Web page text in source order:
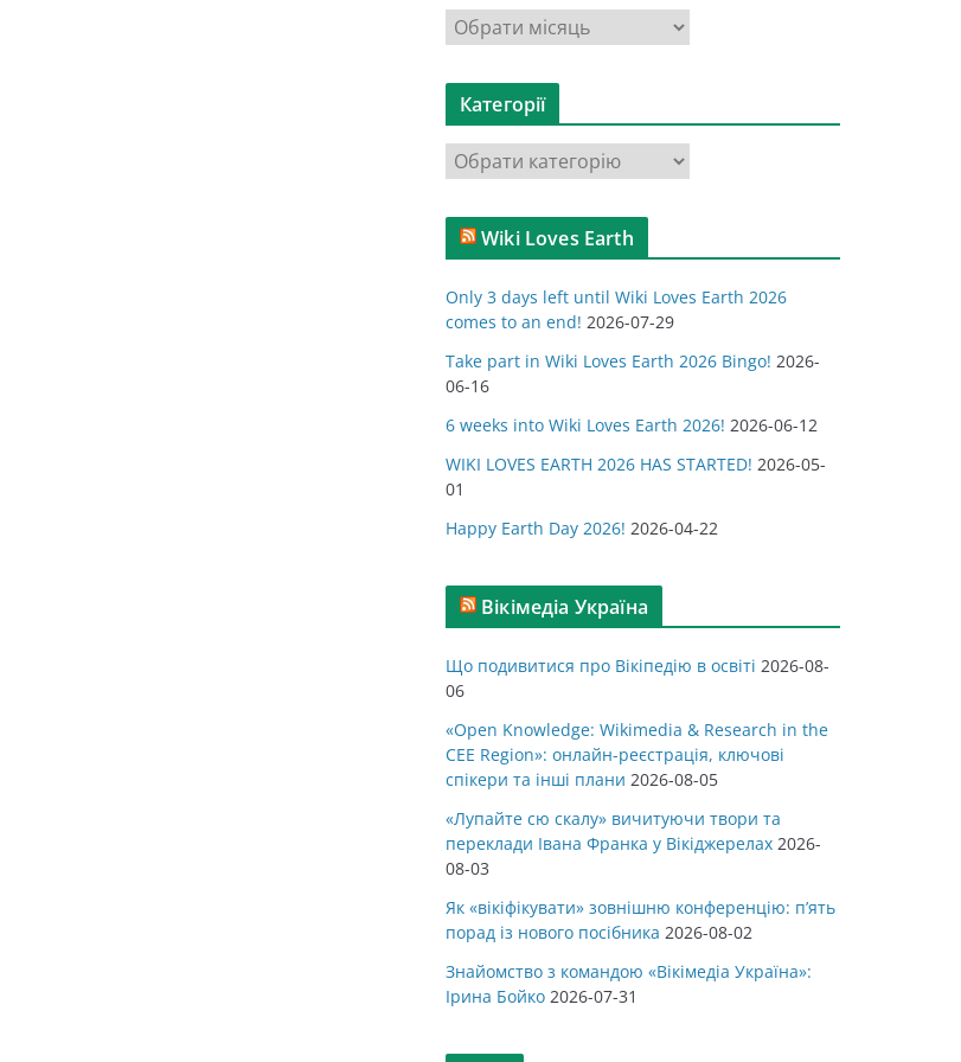
р
х
в
Категорії
а
т
о
р
і
ї
Wiki Loves Earth
Only 3 days left until Wiki Loves Earth 2026
comes to an end! 2026-07-29
Take part in Wiki Loves Earth 2026 Bingo! 2026-
06-16
6 weeks into Wiki Loves Earth 2026! 2026-06-12
WIKI LOVES EARTH 2026 HAS STARTED! 2026-05-
01
Happy Earth Day 2026! 2026-04-22
Вікімедіа Україна
Що подивитися про Вікіпедію в освіті 2026-08-
06
«Open Knowledge: Wikimedia & Research in the
CEE Region»: онлайн-реєстрація, ключові
спікери та інші плани 2026-08-05
«Лупайте сю скалу» вичитуючи твори та
переклади Івана Франка у Вікіджерелах 2026-
08-03
Як «вікіфікувати» зовнішню конференцію: п’ять
порад із нового посібника 2026-08-02
Знайомство з командою «Вікімедіа Україна»:
Ірина Бойко 2026-07-31